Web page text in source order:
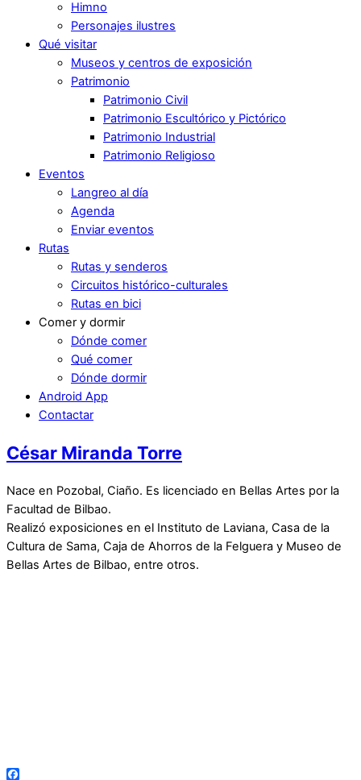
Himno
Personajes ilustres
Qué visitar
Museos y centros de exposición
Patrimonio
Patrimonio Civil
Patrimonio Escultórico y Pictórico
Patrimonio Industrial
Patrimonio Religioso
Eventos
Langreo al día
Agenda
Enviar eventos
Rutas
Rutas y senderos
Circuitos histórico-culturales
Rutas en bici
Comer y dormir
Dónde comer
Qué comer
Dónde dormir
Android App
Contactar
César Miranda Torre
Nace en Pozobal, Ciaño. Es licenciado en Bellas Artes por la
Facultad de Bilbao.
Realizó exposiciones en el Instituto de Laviana, Casa de la
Cultura de Sama, Caja de Ahorros de la Felguera y Museo de
Bellas Artes de Bilbao, entre otros.